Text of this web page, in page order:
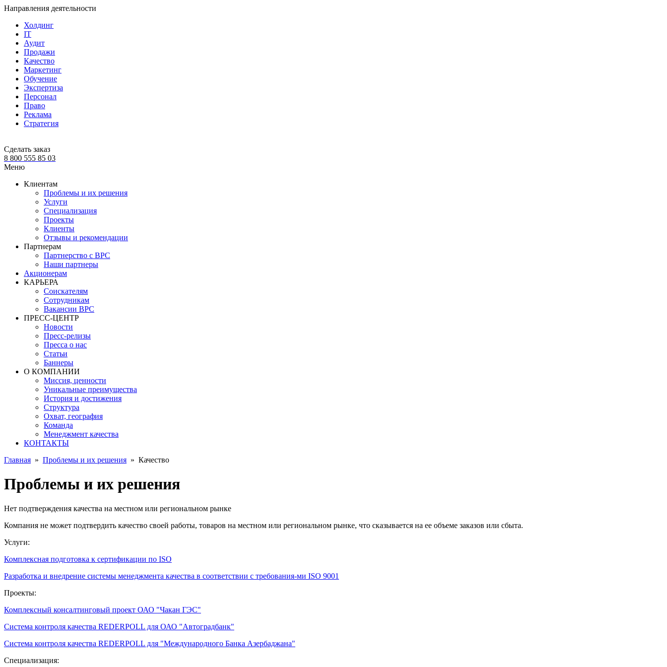
Направления деятельности
Холдинг
IT
Аудит
Продажи
Качество
Маркетинг
Обучение
Экспертиза
Персонал
Право
Реклама
Стратегия
Сделать заказ
8 800 555 85 03
Меню
Клиентам
Проблемы и их решения
Услуги
Специализация
Проекты
Клиенты
Отзывы и рекомендации
Партнерам
Партнерство с BPC
Наши партнеры
Акционерам
КАРЬЕРА
Соискателям
Сотрудникам
Вакансии BPC
ПРЕСС-ЦЕНТР
Новости
Пресс-релизы
Пресса о нас
Статьи
Баннеры
О КОМПАНИИ
Миссия, ценности
Уникальные преимущества
История и достижения
Структура
Охват, география
Команда
Менеджмент качества
КОНТАКТЫ
Главная » Проблемы и их решения » Качество
Проблемы и их решения
Нет подтверждения качества на местном или региональном рынке
Компания не может подтвердить качество своей работы, товаров на местном или региональном рынке, что сказывается на ее объеме заказов или сбыта.
Услуги:
Комплексная подготовка к сертификации по ISO
Разработка и внедрение системы менеджмента качества в соответствии с требования-ми ISO 9001
Проекты:
Комплексный консалтинговый проект ОАО "Чакан ГЭС"
Система контроля качества REDERPOLL для ОАО "Автоградбанк"
Система контроля качества REDERPOLL для "Международного Банка Азербаджана"
Специализация: